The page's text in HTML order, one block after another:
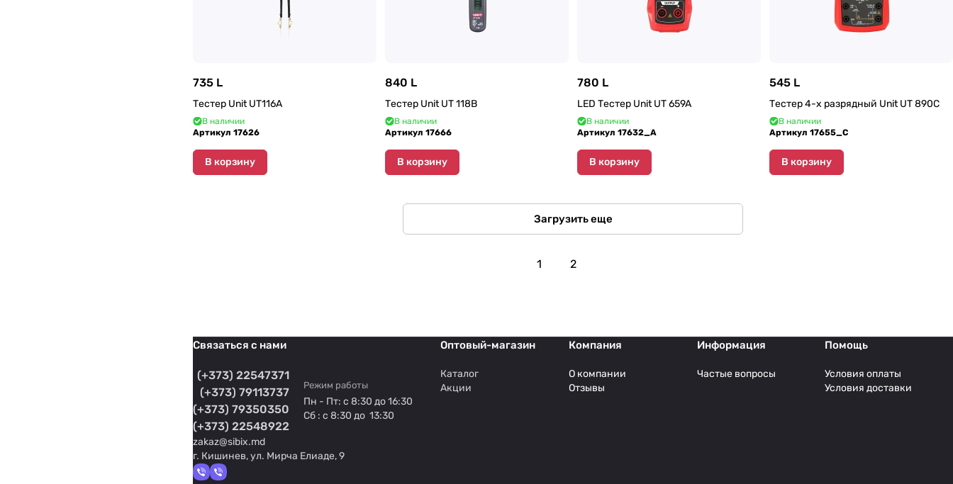
735 L
Тестер Unit UT116A
В наличии
Артикул 17626
В корзину
840 L
Тестер Unit UT 118B
В наличии
Артикул 17666
В корзину
780 L
LED Тестер Unit UT 659A
В наличии
Артикул 17632_A
В корзину
545 L
Тестер 4-х разрядный Unit UT 890C
В наличии
Артикул 17655_C
В корзину
Загрузить еще
1 2
Связаться с нами
(+373) 22547371
(+373) 79113737
(+373) 79350350
(+373) 22548922
Режим работы
Пн - Пт: с 8:30 до 16:30
Сб : с 8:30 до 13:30
zakaz@sibix.md
г. Кишинев, ул. Мирча Елиаде, 9
Оптовый-магазин
Каталог
Акции
Компания
О компании
Отзывы
Информация
Частые вопросы
Помощь
Условия оплаты
Условия доставки